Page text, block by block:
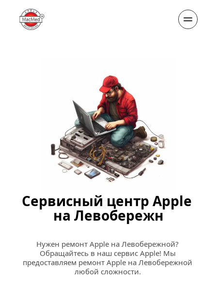
Сервисный центр Apple
на Левобережн
Нужен ремонт Apple на Левобережной?
Обращайтесь в наш сервис Apple! Мы
предоставляем ремонт Apple на Левобережной
любой сложности.